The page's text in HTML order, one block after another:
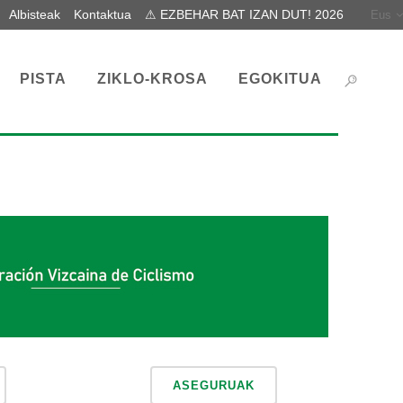
Albisteak Kontaktua ⚠ EZBEHAR BAT IZAN DUT! 2026 Eus
PISTA ZIKLO-KROSA EGOKITUA
ASEGURUAK